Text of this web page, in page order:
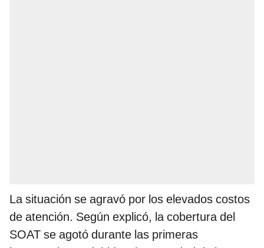
La situación se agravó por los elevados costos
de atención. Según explicó, la cobertura del
SOAT se agotó durante las primeras